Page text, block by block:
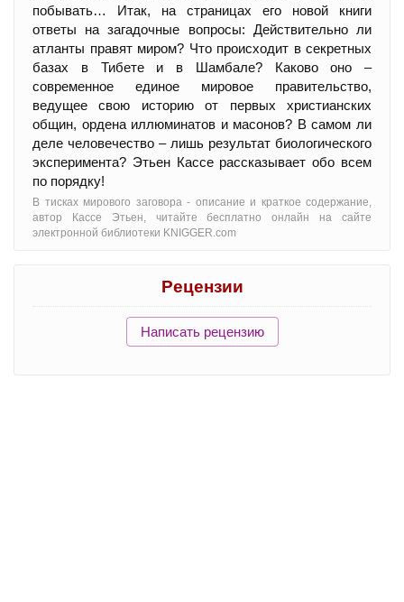
побывать… Итак, на страницах его новой книги
ответы на загадочные вопросы: Действительно ли
атланты правят миром? Что происходит в секретных
базах в Тибете и в Шамбале? Каково оно –
современное единое мировое правительство,
ведущее свою историю от первых христианских
общин, ордена иллюминатов и масонов? В самом ли
деле человечество – лишь результат биологического
эксперимента? Этьен Кассе рассказывает обо всем
по порядку!
В тисках мирового заговора - oписание и краткое содержание,
автор Кассе Этьен, читайте бесплатно онлайн на сайте
электронной библиотеки KNIGGER.com
Рецензии
Написать рецензию